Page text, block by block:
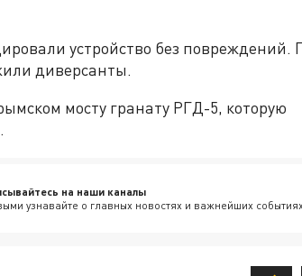
устройство без повреждений.
диверсанты.
мосту гранату РГД-5, которую
на наши каналы
узнавайте о главных новостях и важнейших